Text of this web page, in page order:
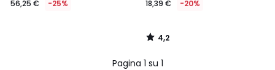
56,25 € -25% 18,39 € -20%
4,2
/
Pagina 1 su 1